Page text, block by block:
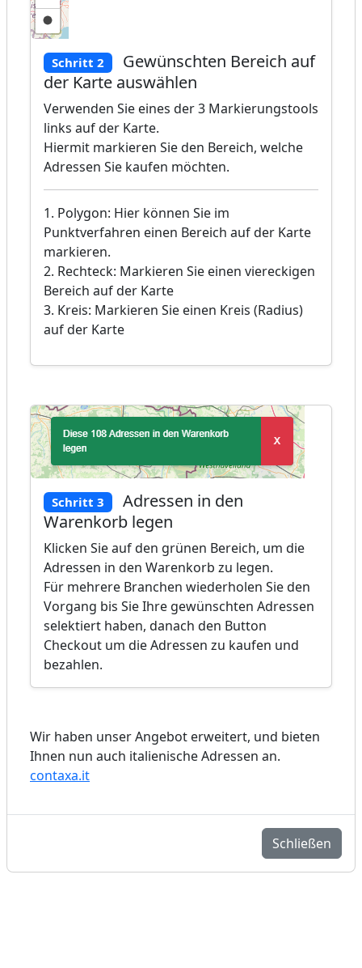
Schritt 2
Gewünschten Bereich auf
der Karte auswählen
Verwenden Sie eines der 3 Markierungstools
links auf der Karte.
Hiermit markieren Sie den Bereich, welche
Adressen Sie kaufen möchten.
1. Polygon: Hier können Sie im
Punktverfahren einen Bereich auf der Karte
markieren.
2. Rechteck: Markieren Sie einen viereckigen
Bereich auf der Karte
3. Kreis: Markieren Sie einen Kreis (Radius)
auf der Karte
Schritt 3
Adressen in den
Warenkorb legen
Klicken Sie auf den grünen Bereich, um die
Adressen in den Warenkorb zu legen.
Für mehrere Branchen wiederholen Sie den
Vorgang bis Sie Ihre gewünschten Adressen
selektiert haben, danach den Button
Checkout um die Adressen zu kaufen und
bezahlen.
Wir haben unser Angebot erweitert, und bieten
Ihnen nun auch italienische Adressen an.
contaxa.it
Schließen